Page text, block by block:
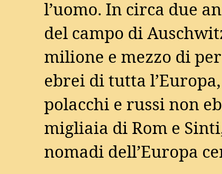
l’uomo. In circa due
del campo di
milione e mezzo di
ebrei di tutta
polacchi e russi non
migliaia di Rom e
nomadi dell’Europa